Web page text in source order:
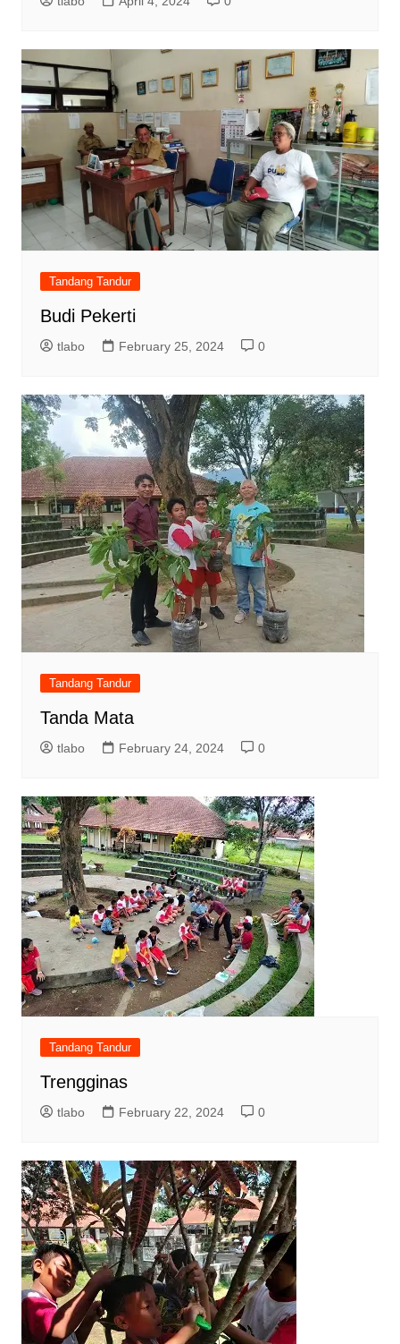
Tandang Tandur
Budi Pekerti
tlabo February 25, 2024 0
Tandang Tandur
Tanda Mata
tlabo February 24, 2024 0
Tandang Tandur
Trengginas
tlabo February 22, 2024 0